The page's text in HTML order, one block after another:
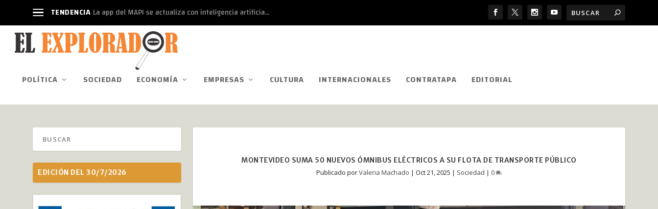
TENDENCIA La app del MAPI se actualiza con inteligencia artificia...
POLÍTICA SOCIEDAD ECONOMÍA EMPRESAS CULTURA INTERNACIONALES CONTRATAPA EDITORIAL
MONTEVIDEO SUMA 50 NUEVOS ÓMNIBUS ELÉCTRICOS A SU FLOTA DE TRANSPORTE PÚBLICO
Publicado porValeria Machado | Oct 21, 2025 | Sociedad | 0
EDICIÓN DEL 30/7/2026